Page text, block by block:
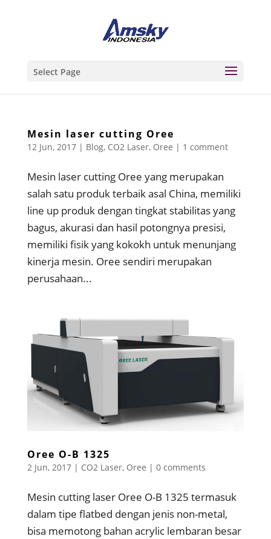
Select Page
Mesin laser cutting Oree
12 Jun, 2017| Blog, CO2 Laser, Oree | 1 comment
Mesin laser cutting Oree yang merupakan
salah satu produk terbaik asal China, memiliki
line up produk dengan tingkat stabilitas yang
bagus, akurasi dan hasil potongnya presisi,
memiliki fisik yang kokokh untuk menunjang
kinerja mesin. Oree sendiri merupakan
perusahaan...
Oree O-B 1325
2 Jun, 2017| CO2 Laser, Oree | 0 comments
Mesin cutting laser Oree O-B 1325 termasuk
dalam tipe flatbed dengan jenis non-metal,
bisa memotong bahan acrylic lembaran besar